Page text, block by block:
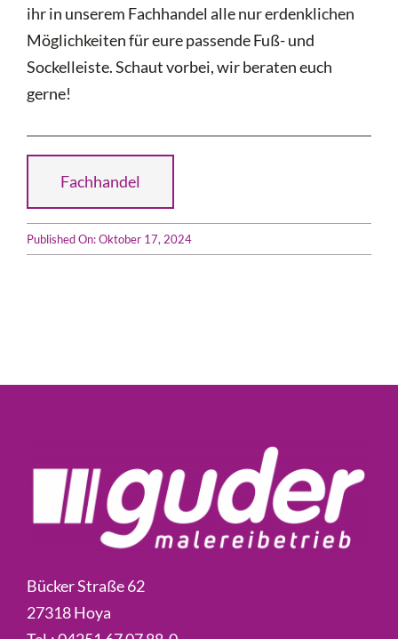
ihr in unserem Fachhandel alle nur erdenklichen
Möglichkeiten für eure passende Fuß- und
Sockelleiste. Schaut vorbei, wir beraten euch
gerne!
Fachhandel
Published On: Oktober 17, 2024
Bücker Straße 62
27318 Hoya